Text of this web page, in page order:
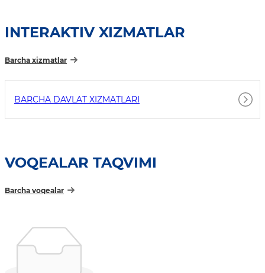
INTERAKTIV XIZMATLAR
Barcha xizmatlar
BARCHA DAVLAT XIZMATLARI
VOQEALAR TAQVIMI
Barcha voqealar